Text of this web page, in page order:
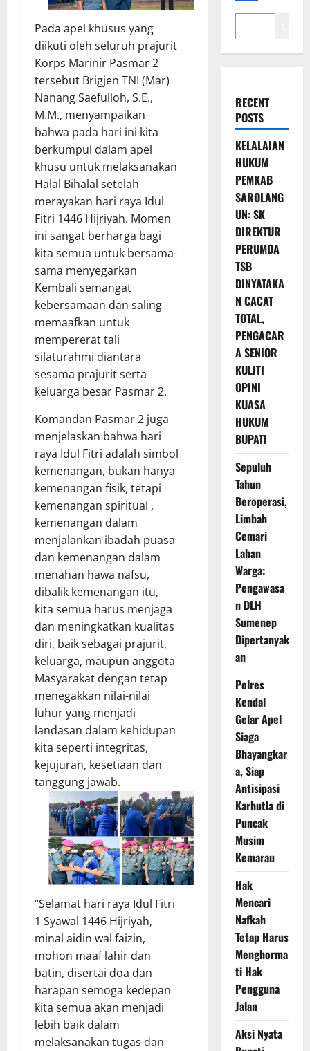
Pada apel khusus yang
diikuti oleh seluruh prajurit
Korps Marinir Pasmar 2
tersebut Brigjen TNI (Mar)
Nanang Saefulloh, S.E.,
M.M., menyampaikan
bahwa pada hari ini kita
berkumpul dalam apel
khusu untuk melaksanakan
Halal Bihalal setelah
merayakan hari raya Idul
Fitri 1446 Hijriyah. Momen
ini sangat berharga bagi
kita semua untuk bersama-
sama menyegarkan
Kembali semangat
kebersamaan dan saling
memaafkan untuk
mempererat tali
silaturahmi diantara
sesama prajurit serta
keluarga besar Pasmar 2.
Komandan Pasmar 2 juga
menjelaskan bahwa hari
raya Idul Fitri adalah simbol
kemenangan, bukan hanya
kemenangan fisik, tetapi
kemenangan spiritual ,
kemenangan dalam
menjalankan ibadah puasa
dan kemenangan dalam
menahan hawa nafsu,
dibalik kemenangan itu,
kita semua harus menjaga
dan meningkatkan kualitas
diri, baik sebagai prajurit,
keluarga, maupun anggota
Masyarakat dengan tetap
menegakkan nilai-nilai
luhur yang menjadi
landasan dalam kehidupan
kita seperti integritas,
kejujuran, kesetiaan dan
tanggung jawab.
“Selamat hari raya Idul Fitri
1 Syawal 1446 Hijriyah,
minal aidin wal faizin,
mohon maaf lahir dan
batin, disertai doa dan
harapan semoga kedepan
kita semua akan menjadi
lebih baik dalam
melaksanakan tugas dan
RECENT
POSTS
KELALAIAN
HUKUM
PEMKAB
SAROLANG
UN: SK
DIREKTUR
PERUMDA
TSB
DINYATAKA
N CACAT
TOTAL,
PENGACAR
A SENIOR
KULITI
OPINI
KUASA
HUKUM
BUPATI
Sepuluh
Tahun
Beroperasi,
Limbah
Cemari
Lahan
Warga:
Pengawasa
n DLH
Sumenep
Dipertanyak
an
Polres
Kendal
Gelar Apel
Siaga
Bhayangkar
a, Siap
Antisipasi
Karhutla di
Puncak
Musim
Kemarau
Hak
Mencari
Nafkah
Tetap Harus
Menghorma
ti Hak
Pengguna
Jalan
Aksi Nyata